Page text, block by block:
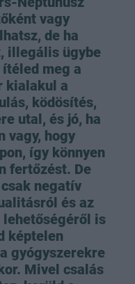
vagy
de ha
illegális ügybe
meg a
kialakul a
ködösítés,
utal, és jó, ha
vagy, hogy
így könnyen
fertőzést. De
negatív
és az
is
képtelen
gyógyszerekre
Mivel csalás